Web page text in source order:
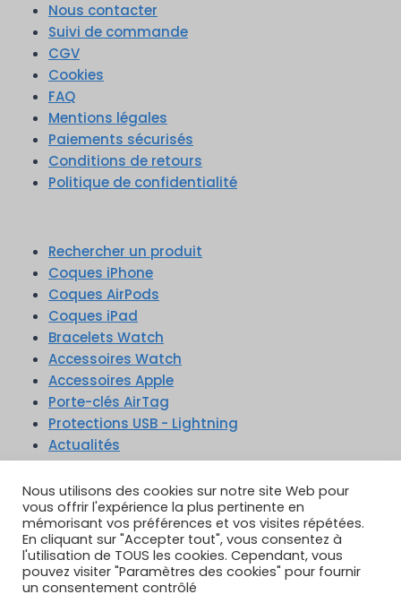
Nous contacter
Suivi de commande
CGV
Cookies
FAQ
Mentions légales
Paiements sécurisés
Conditions de retours
Politique de confidentialité
Rechercher un produit
Coques iPhone
Coques AirPods
Coques iPad
Bracelets Watch
Accessoires Watch
Accessoires Apple
Porte-clés AirTag
Protections USB - Lightning
Actualités
TikTok YouTube
Google Reviews
Instagram